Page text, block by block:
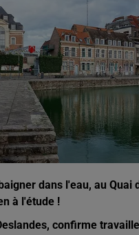
dans l'eau, au Quai
à l'étude !
confirme